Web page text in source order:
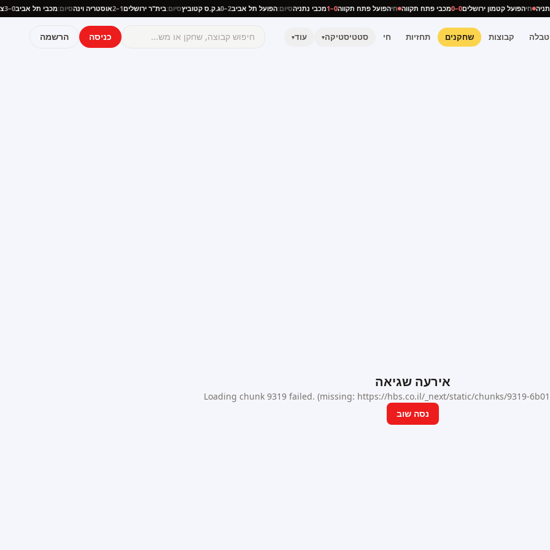
נתניה חיהפועל קטמון ירושלים0–0 מכבי פתח תקווה חיהפועל פתח תקווה0–1 מכבי נתניהסיום:הפועל תל אביב2–0 ג.ק.ס קטוביץסיום:בית"ר ירושלים1–2 אוסטריה וינהסיום:מכבי תל אביב0–3
טבלה קבוצות שחקנים תחזיות חי סטטיסטיקה▾ עוד▾ כניסה הרשמה
אירעה שגיאה
Loading chunk 9319 failed. (missing: https://hbs.co.il/_next/static/chunks/9319-
נסה שוב